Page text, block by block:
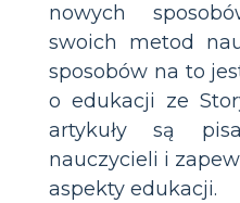
nowych
swoich metod
sposobów na to
o edukacji ze
artykuły są
nauczycieli i
aspekty edukacji.